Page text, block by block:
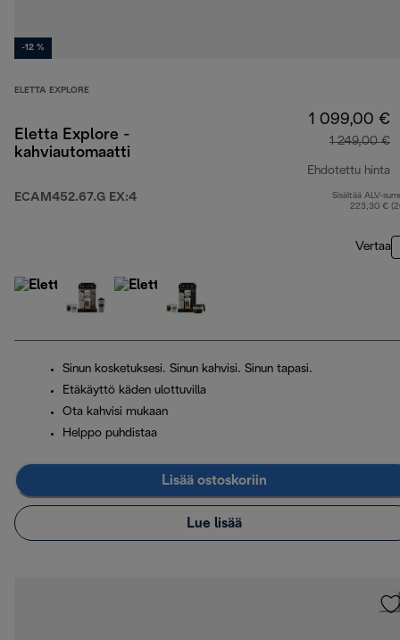
-12 %
ELETTA EXPLORE
Eletta Explore -
kahviautomaatti
ECAM452.67.G EX:4
1 099,00 €
1 249,00 €
Ehdotettu hinta
Sisältää ALV-
223,30 €
Vertaa
Sinun kosketuksesi. Sinun kahvisi. Sinun tapasi.
Etäkäyttö käden ulottuvilla
Ota kahvisi mukaan
Helppo puhdistaa
Lisää ostoskoriin
Lue lisää